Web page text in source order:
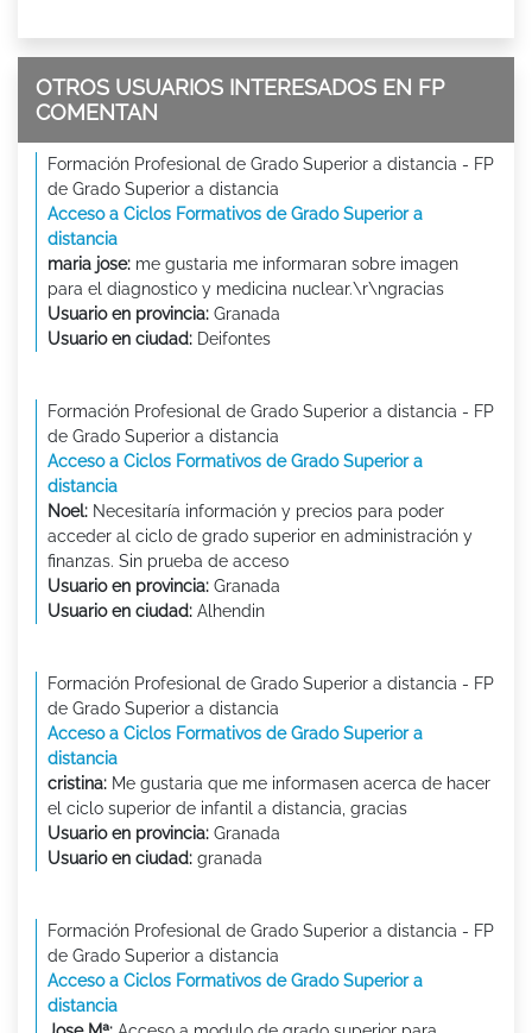
OTROS USUARIOS INTERESADOS EN FP
COMENTAN
Formación Profesional de Grado Superior a distancia - FP
de Grado Superior a distancia
Acceso a Ciclos Formativos de Grado Superior a
distancia
maria jose: me gustaria me informaran sobre imagen
para el diagnostico y medicina nuclear.\r\ngracias
Usuario en provincia: Granada
Usuario en ciudad: Deifontes
Formación Profesional de Grado Superior a distancia - FP
de Grado Superior a distancia
Acceso a Ciclos Formativos de Grado Superior a
distancia
Noel: Necesitaría información y precios para poder
acceder al ciclo de grado superior en administración y
finanzas. Sin prueba de acceso
Usuario en provincia: Granada
Usuario en ciudad: Alhendin
Formación Profesional de Grado Superior a distancia - FP
de Grado Superior a distancia
Acceso a Ciclos Formativos de Grado Superior a
distancia
cristina: Me gustaria que me informasen acerca de hacer
el ciclo superior de infantil a distancia, gracias
Usuario en provincia: Granada
Usuario en ciudad: granada
Formación Profesional de Grado Superior a distancia - FP
de Grado Superior a distancia
Acceso a Ciclos Formativos de Grado Superior a
distancia